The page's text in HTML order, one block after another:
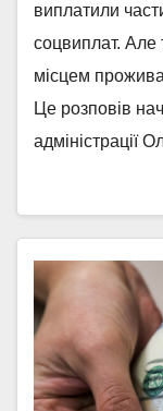
виплатили
соцвиплат. Але
місцем
Це розповів
адміністрації